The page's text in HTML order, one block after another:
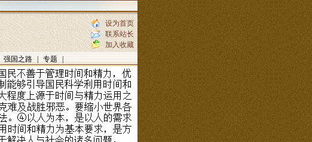
设为首页
联系站长
加入收藏
强国之路 专题